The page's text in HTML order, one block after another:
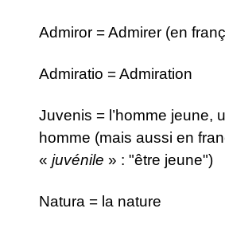
Admiror = Admirer (en
Admiratio = Admiration
Juvenis = l’homme jeune,
homme (mais aussi en
« juvénile » : "être jeune")
Natura = la nature